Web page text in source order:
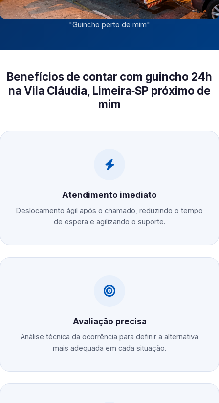
"Guincho perto de mim"
Benefícios de contar com guincho 24h
na Vila Cláudia, Limeira‑SP próximo de
mim
Atendimento imediato
Deslocamento ágil após o chamado, reduzindo o tempo
de espera e agilizando o suporte.
Avaliação precisa
Análise técnica da ocorrência para definir a alternativa
mais adequada em cada situação.